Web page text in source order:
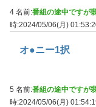
4 名前:番組の途中ですが
時:2024/05/06(月)
オ●ニー1択
5 名前:番組の途中ですが
時:2024/05/06(月)